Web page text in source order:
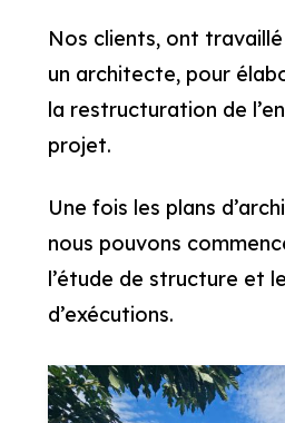
Nos clients, ont
un architecte, pour
la restructuration de
projet.
Une fois les plans
nous pouvons
l’étude de structure et
d’exécutions.